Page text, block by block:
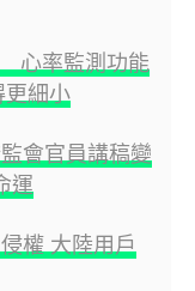
心率監測功能
細小
會官員講稿變
運
權 大陸用戶